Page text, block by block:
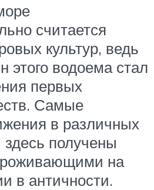
считается
культур, ведь
этого водоема стал
первых
Самые
в различных
получены
на
в античности.